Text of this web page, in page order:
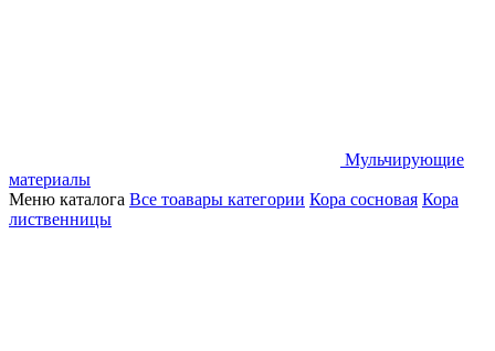
Мульчирующие
материалы
Меню каталога Все тоавары категории Кора сосновая Кора
лиственницы